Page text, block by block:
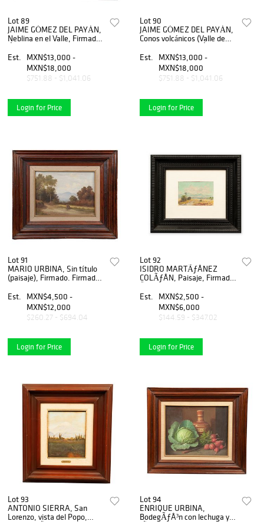
Lot 89
JAIME GÓMEZ DEL PAYÁN,
Neblina en el Valle, Firmado,
Est.
MXN$13,000 -
MXN$18,000
$751.88 - $1,041.06
Login for Price
Lot 90
JAIME GÓMEZ DEL PAYÁN,
Conos volcánicos (Valle de
sobre tela, 46 x 57 cm
Est.
MXN$13,000 -
MXN$18,000
$751.88 - $1,041.06
Login for Price
Lot 91
MARIO URBINA, Sin título
(paisaje), Firmado. Firmado
reverso, Óleo sobre tela, 30
x 40 cm
Est.
MXN$4,500 -
MXN$12,000
$260.27 - $694.04
Login for Price
Lot 92
ISIDRO MARTÃƒÂNEZ
COLÃƒÂN, Paisaje, Firmado,
x 14 cm
Est.
MXN$2,500 -
MXN$6,000
$144.59 - $347.02
Login for Price
Lot 93
ANTONIO SIERRA, San
Lorenzo, vista del Popo,
Lot 94
ENRIQUE URBINA,
BodegÃƒÂ³n con lechuga y